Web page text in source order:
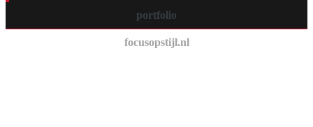
portfolio
focusopstijl.nl